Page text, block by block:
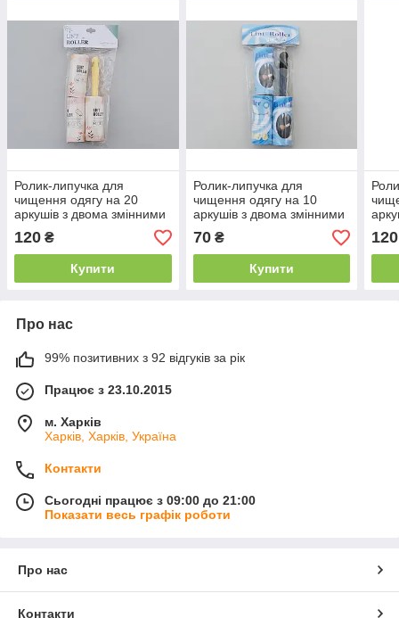
Ролик-липучка для
чищення одягу на 20
аркушів з двома змінними
касетами, жовтого
кольору.
120 ₴
Купити
Ролик-липучка для
чищення одягу на 10
аркушів з двома змінними
касетами, чорного
кольору.
70₴
Купити
120
Про нас
99% позитивних з 92 відгуків за рік
Працює з 23.10.2015
м. Харків
Харків, Харків, Україна
Контакти
Сьогодні працює з 09:00 до 21:00
Показати весь графік роботи
Про нас
Контакти